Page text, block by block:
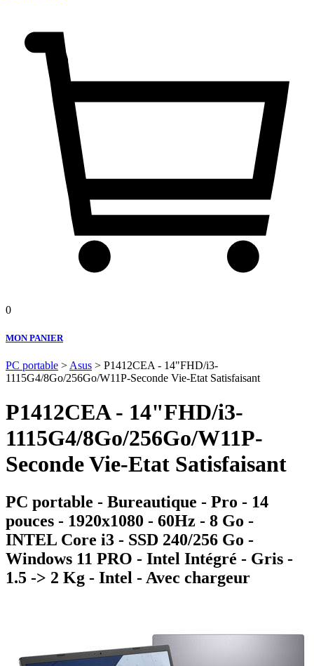
0
MON PANIER
PC portable > Asus > P1412CEA - 14"FHD/i3-
1115G4/8Go/256Go/W11P-Seconde Vie-Etat Satisfaisant
P1412CEA - 14"FHD/i3-
1115G4/8Go/256Go/W11P-
Seconde Vie-Etat Satisfaisant
PC portable - Bureautique - Pro - 14
pouces - 1920x1080 - 60Hz - 8 Go -
INTEL Core i3 - SSD 240/256 Go -
Windows 11 PRO - Intel Intégré - Gris -
1.5 -> 2 Kg - Intel - Avec chargeur